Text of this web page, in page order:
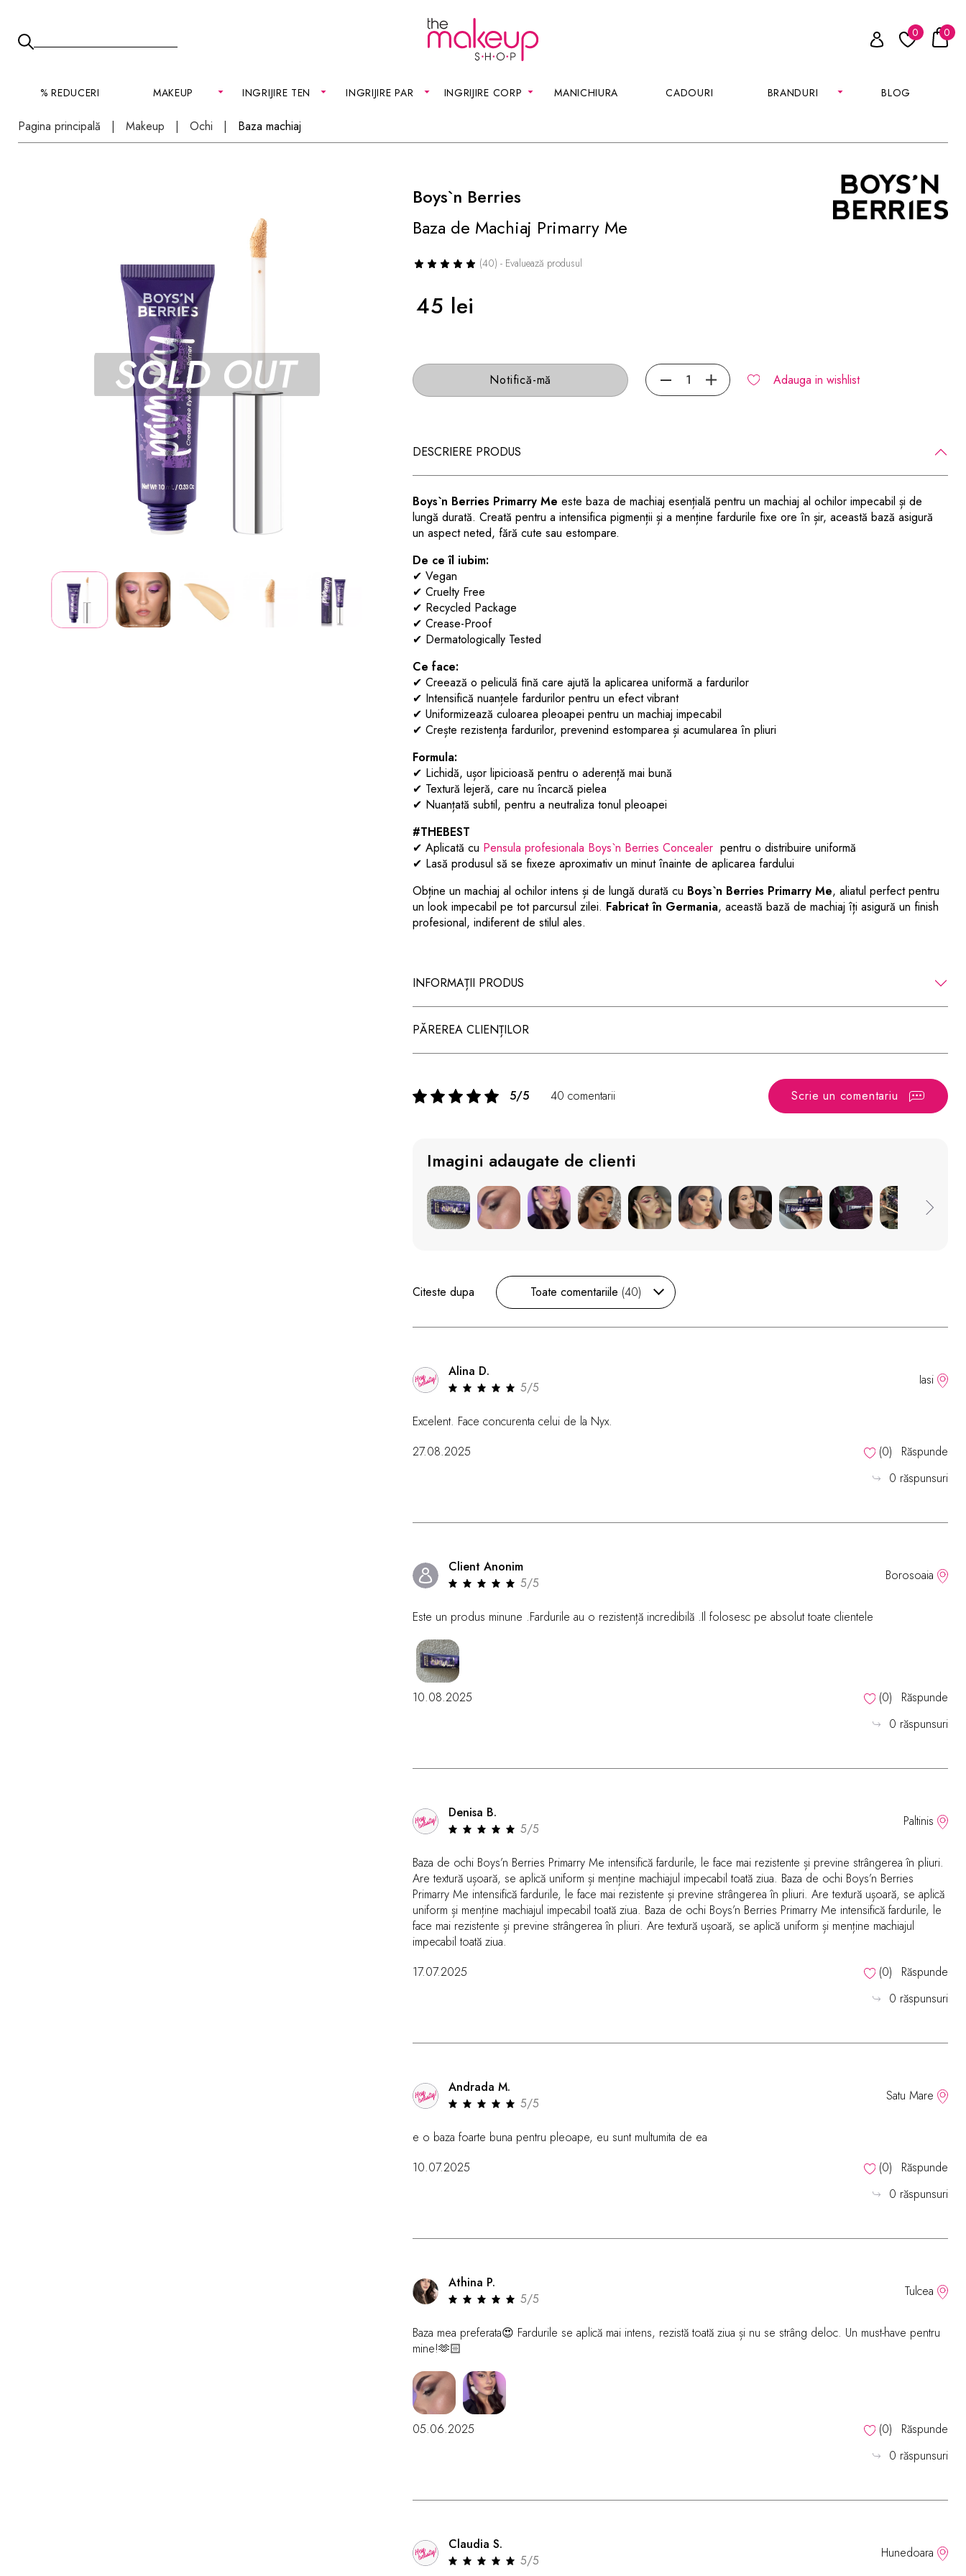
0 0
% REDUCERI MAKEUP INGRIJIRE TEN INGRIJIRE PAR INGRIJIRE CORP MANICHIURA CADOURI BRANDURI BLOG
Pagina principală Makeup Ochi Baza machiaj
Boys`n Berries
Baza de Machiaj Primarry Me
(40) - Evaluează produsul
45 lei
Notifică-mă Adauga in wishlist
DESCRIERE PRODUS
Boys`n Berries Primarry Me este baza de machiaj esențială pentru un machiaj al ochilor impecabil și de
lungă durată. Creată pentru a intensifica pigmenții și a menține fardurile fixe ore în șir, această bază asigură
un aspect neted, fără cute sau estompare.
De ce îl iubim:
✔ Vegan
✔ Cruelty Free
✔ Recycled Package
✔ Crease-Proof
✔ Dermatologically Tested
Ce face:
✔ Creează o peliculă fină care ajută la aplicarea uniformă a fardurilor
✔ Intensifică nuanțele fardurilor pentru un efect vibrant
✔ Uniformizează culoarea pleoapei pentru un machiaj impecabil
✔ Crește rezistența fardurilor, prevenind estomparea și acumularea în pliuri
Formula:
✔ Lichidă, ușor lipicioasă pentru o aderență mai bună
✔ Textură lejeră, care nu încarcă pielea
✔ Nuanțată subtil, pentru a neutraliza tonul pleoapei
#THEBEST
✔ Aplicată cu Pensula profesionala Boys`n Berries Concealer pentru o distribuire uniformă
✔ Lasă produsul să se fixeze aproximativ un minut înainte de aplicarea fardului
Obține un machiaj al ochilor intens și de lungă durată cu Boys`n Berries Primarry Me, aliatul perfect pentru
un look impecabil pe tot parcursul zilei. Fabricat în Germania, această bază de machiaj îți asigură un finish
profesional, indiferent de stilul ales.
INFORMAȚII PRODUS
PĂREREA CLIENȚILOR
5/5 40 comentarii Scrie un comentariu
Imagini adaugate de clienti
Citeste dupa Toate comentariile (40)
Alina D.
5/5
Iasi
Excelent. Face concurenta celui de la Nyx.
27.08.2025
(0)
Răspunde
0 răspunsuri
Client Anonim
5/5
Borosoaia
Este un produs minune .Fardurile au o rezistență incredibilă .Il folosesc pe absolut toate clientele
10.08.2025 (0)
Răspunde
0 răspunsuri
Denisa B.
5/5
Paltinis
Baza de ochi Boys’n Berries Primarry Me intensifică fardurile, le face mai rezistente și previne strângerea în pliuri.
Are textură ușoară, se aplică uniform și menține machiajul impecabil toată ziua. Baza de ochi Boys’n Berries
Primarry Me intensifică fardurile, le face mai rezistente și previne strângerea în pliuri. Are textură ușoară, se aplică
uniform și menține machiajul impecabil toată ziua. Baza de ochi Boys’n Berries Primarry Me intensifică fardurile, le
face mai rezistente și previne strângerea în pliuri. Are textură ușoară, se aplică uniform și menține machiajul
impecabil toată ziua.
17.07.2025
(0)
Răspunde
0 răspunsuri
Andrada M.
5/5
Satu Mare
e o baza foarte buna pentru pleoape, eu sunt multumita de ea
10.07.2025
(0)
Răspunde
0 răspunsuri
Athina P.
5/5
Tulcea
Baza mea preferata😍 Fardurile se aplică mai intens, rezistă toată ziua și nu se strâng deloc. Un must-have pentru
mine!🫶🏻
05.06.2025 (0)
Răspunde
0 răspunsuri
Claudia S.
5/5
Hunedoara